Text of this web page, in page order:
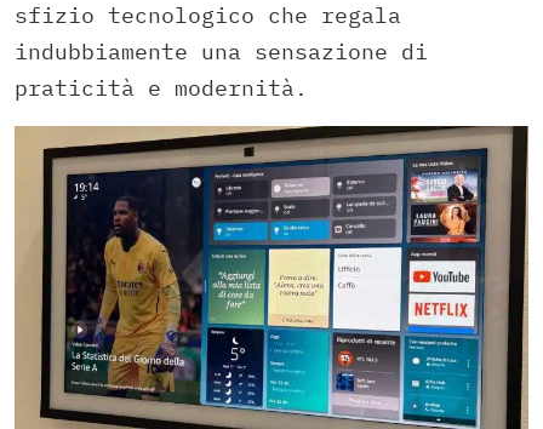
sfizio tecnologico che regala
indubbiamente una sensazione di
praticità e modernità.